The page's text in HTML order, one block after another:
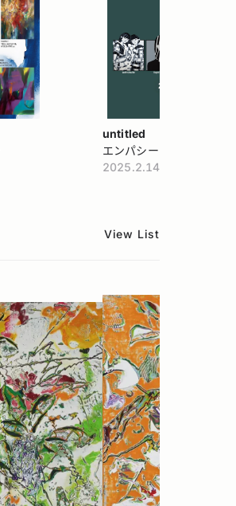
untitled
エンパシーギャラリー
2025.2.14 〜 2.25
View List